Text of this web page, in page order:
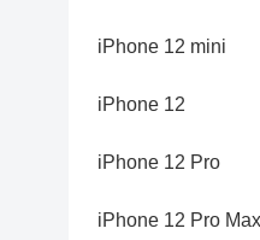
iPhone 12 mini
iPhone 12
iPhone 12 Pro
iPhone 12 Pro Max